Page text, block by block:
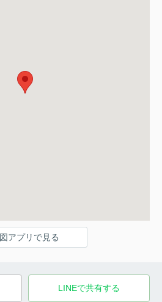
アプリで見る
LINEで共有する